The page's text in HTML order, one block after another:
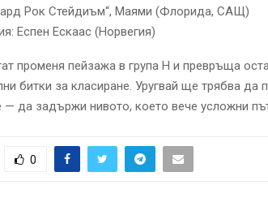
Рок Стейдиъм“, Маями (Флорида, САЩ)
Еспен Ескаас (Норвегия)
променя пейзажа в група H и превръща
битки за класиране. Уругвай ще трябва да
да задържи нивото, което вече усложни
0